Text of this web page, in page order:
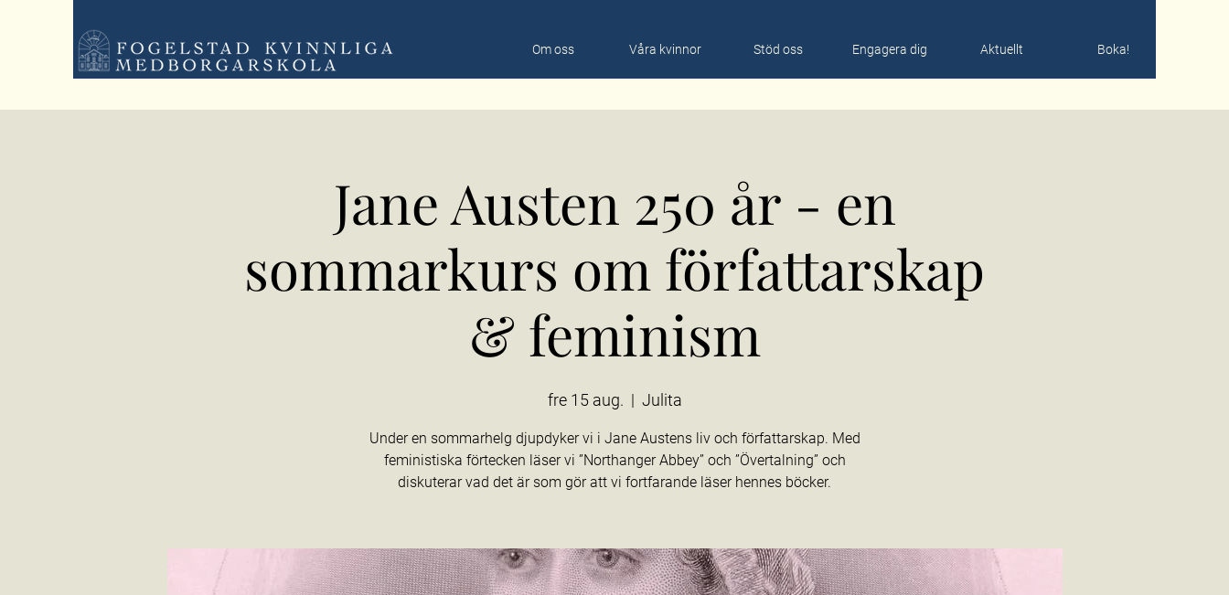
Om oss Våra kvinnor Stöd oss Engagera dig Aktuellt Boka!
Jane Austen 250 år - en
sommarkurs om författarskap
& feminism
fre 15 aug.
  |
Julita
Under en sommarhelg djupdyker vi i Jane Austens liv och författarskap. Med
feministiska förtecken läser vi ”Northanger Abbey” och ”Övertalning” och
diskuterar vad det är som gör att vi fortfarande läser hennes böcker.